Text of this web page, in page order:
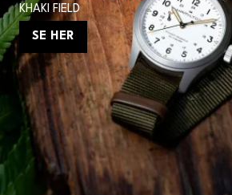
KHAKI FIELD
SE HER